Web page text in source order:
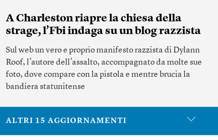
A Charleston riapre la chiesa della
strage, l’Fbi indaga su un blog razzista
Sul web un vero e proprio manifesto razzista di Dylann
Roof, l’autore dell’assalto, accompagnato da molte sue
foto, dove compare con la pistola e mentre brucia la
bandiera statunitense
ALTRI 15 AGGIORNAMENTI